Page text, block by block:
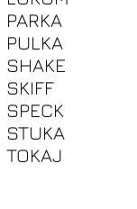
PARKA
PULKA
SHAKE
SKIFF
SPECK
STUKA
TOKAJ